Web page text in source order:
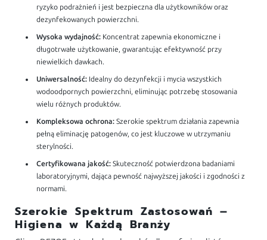
ryzyko podrażnień i jest bezpieczna dla użytkowników oraz
dezynfekowanych powierzchni.
Wysoka wydajność: Koncentrat zapewnia ekonomiczne i
długotrwałe użytkowanie, gwarantując efektywność przy
niewielkich dawkach.
Uniwersalność: Idealny do dezynfekcji i mycia wszystkich
wodoodpornych powierzchni, eliminując potrzebę stosowania
wielu różnych produktów.
Kompleksowa ochrona: Szerokie spektrum działania zapewnia
pełną eliminację patogenów, co jest kluczowe w utrzymaniu
sterylności.
Certyfikowana jakość: Skuteczność potwierdzona badaniami
laboratoryjnymi, dająca pewność najwyższej jakości i zgodności z
normami.
Szerokie Spektrum Zastosowań –
Higiena w Każdą Branży